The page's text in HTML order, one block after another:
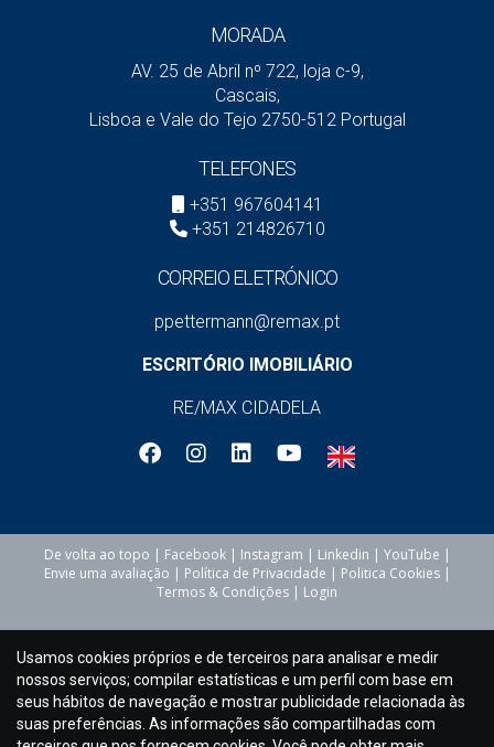
MORADA
AV. 25 de Abril nº 722, loja c-9,
Cascais,
Lisboa e Vale do Tejo 2750-512 Portugal
TELEFONES
+351 967604141
+351 214826710
CORREIO ELETRÓNICO
ppettermann@remax.pt
ESCRITÓRIO IMOBILIÁRIO
RE/MAX CIDADELA
De volta ao topo | Facebook| Instagram | Linkedin | YouTube |
Envie uma avaliação | Política de Privacidade | Politica Cookies|
Termos & Condições | Login
Usamos cookies próprios e de terceiros para analisar e medir
nossos serviços; compilar estatísticas e um perfil com base em
seus hábitos de navegação e mostrar publicidade relacionada às
suas preferências. As informações são compartilhadas com